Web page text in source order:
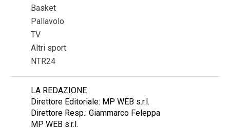
Basket
Pallavolo
TV
Altri sport
NTR24
LA REDAZIONE
Direttore Editoriale: MP WEB s.r.l.
Direttore Resp.: Giammarco Feleppa
MP WEB s.r.l.